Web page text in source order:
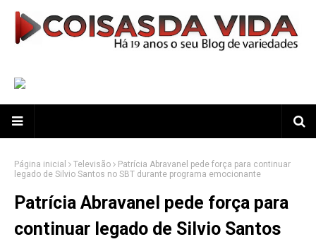
Página inicial Televisão
Patrícia Abravanel pede força para continuar
legado de Silvio Santos no SBT durante programa emocionante
Patrícia Abravanel pede força para
continuar legado de Silvio Santos